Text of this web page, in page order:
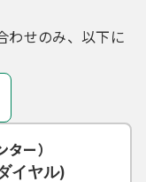
わせのみ、以下に
ー）
イヤル)